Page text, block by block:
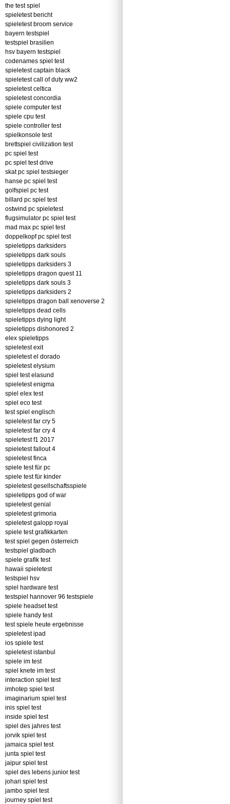
the test spiel
spieletest bericht
spieletest broom service
bayern testspiel
testspiel brasilien
hsv bayern testspiel
codenames spiel test
spieletest captain black
spieletest call of duty ww2
spieletest celtica
spieletest concordia
spiele computer test
spiele cpu test
spiele controller test
spielkonsole test
brettspiel civilization test
pc spiel test
pc spiel test drive
skat pc spiel testsieger
hanse pc spiel test
golfspiel pc test
billard pc spiel test
ostwind pc spieletest
flugsimulator pc spiel test
mad max pc spiel test
doppelkopf pc spiel test
spieletipps darksiders
spieletipps dark souls
spieletipps darksiders 3
spieletipps dragon quest 11
spieletipps dark souls 3
spieletipps darksiders 2
spieletipps dragon ball xenoverse 2
spieletipps dead cells
spieletipps dying light
spieletipps dishonored 2
elex spieletipps
spieletest exit
spieletest el dorado
spieletest elysium
spiel test elasund
spieletest enigma
spiel elex test
spiel eco test
test spiel englisch
spieletest far cry 5
spieletest far cry 4
spieletest f1 2017
spieletest fallout 4
spieletest finca
spiele test für pc
spiele test für kinder
spieletest gesellschaftsspiele
spieletipps god of war
spieletest genial
spieletest grimoria
spieletest galopp royal
spiele test grafikkarten
test spiel gegen österreich
testspiel gladbach
spiele grafik test
hawaii spieletest
testspiel hsv
spiel hardware test
testspiel hannover 96 testspiele
spiele headset test
spiele handy test
test spiele heute ergebnisse
spieletest ipad
ios spiele test
spieletest istanbul
spiele im test
spiel knete im test
interaction spiel test
imhotep spiel test
imaginarium spiel test
inis spiel test
inside spiel test
spiel des jahres test
jorvik spiel test
jamaica spiel test
junta spiel test
jaipur spiel test
spiel des lebens junior test
johari spiel test
jambo spiel test
journey spiel test